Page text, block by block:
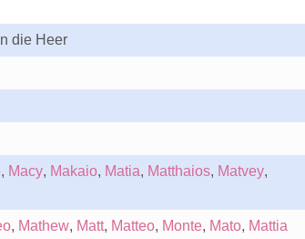
die Heer
, Macy, Makaio, Matia, Matthaios, Matvey,
, Mathew, Matt, Matteo, Monte, Mato, Mattia